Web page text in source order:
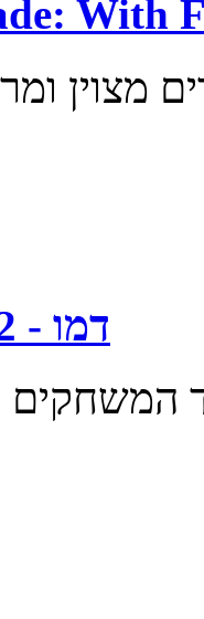
Dragon Age 2 - דמו